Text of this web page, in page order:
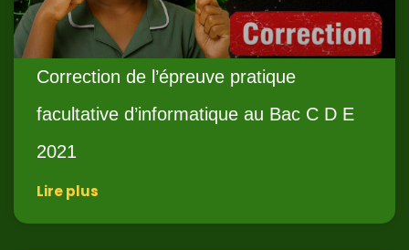
Correction de l’épreuve pratique
facultative d’informatique au Bac C D E
2021
Lire plus